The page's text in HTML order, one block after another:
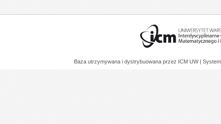
Baza utrzymywana i dystrybuowana przez ICM UW |